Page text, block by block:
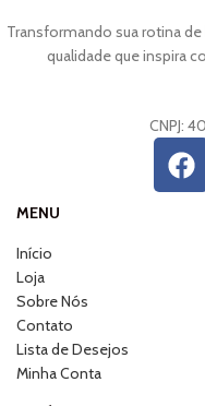
Transformando sua rotina
qualidade que inspira
CNPJ:
MENU
Início
Loja
Sobre Nós
Contato
Lista de Desejos
Minha Conta